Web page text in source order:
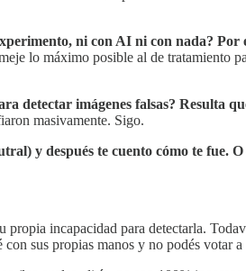
ni con AI ni con nada? Por
lo máximo posible al de tratamiento
detectar imágenes falsas? Resulta
masivamente. Sigo.
y después te cuento cómo te fue. O
incapacidad para detectarla.
sus propias manos y no podés votar